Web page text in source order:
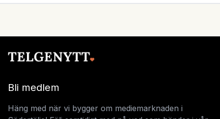
Bli medlem
Häng med när vi bygger om mediemarknaden i